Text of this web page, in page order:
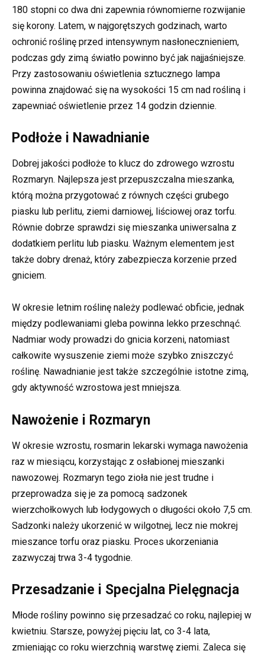
180 stopni co dwa dni zapewnia równomierne rozwijanie
się korony. Latem, w najgorętszych godzinach, warto
ochronić roślinę przed intensywnym nasłonecznieniem,
podczas gdy zimą światło powinno być jak najjaśniejsze.
Przy zastosowaniu oświetlenia sztucznego lampa
powinna znajdować się na wysokości 15 cm nad rośliną i
zapewniać oświetlenie przez 14 godzin dziennie.
Podłoże i Nawadnianie
Dobrej jakości podłoże to klucz do zdrowego wzrostu
Rozmaryn. Najlepsza jest przepuszczalna mieszanka,
którą można przygotować z równych części grubego
piasku lub perlitu, ziemi darniowej, liściowej oraz torfu.
Równie dobrze sprawdzi się mieszanka uniwersalna z
dodatkiem perlitu lub piasku. Ważnym elementem jest
także dobry drenaż, który zabezpiecza korzenie przed
gniciem.
W okresie letnim roślinę należy podlewać obficie, jednak
między podlewaniami gleba powinna lekko przeschnąć.
Nadmiar wody prowadzi do gnicia korzeni, natomiast
całkowite wysuszenie ziemi może szybko zniszczyć
roślinę. Nawadnianie jest także szczególnie istotne zimą,
gdy aktywność wzrostowa jest mniejsza.
Nawożenie i Rozmaryn
W okresie wzrostu, rosmarin lekarski wymaga nawożenia
raz w miesiącu, korzystając z osłabionej mieszanki
nawozowej. Rozmaryn tego zioła nie jest trudne i
przeprowadza się je za pomocą sadzonek
wierzchołkowych lub łodygowych o długości około 7,5 cm.
Sadzonki należy ukorzenić w wilgotnej, lecz nie mokrej
mieszance torfu oraz piasku. Proces ukorzeniania
zazwyczaj trwa 3-4 tygodnie.
Przesadzanie i Specjalna Pielęgnacja
Młode rośliny powinno się przesadzać co roku, najlepiej w
kwietniu. Starsze, powyżej pięciu lat, co 3-4 lata,
zmieniając co roku wierzchnią warstwę ziemi. Zaleca się